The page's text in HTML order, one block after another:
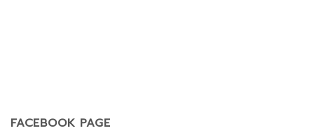
FACEBOOK PAGE